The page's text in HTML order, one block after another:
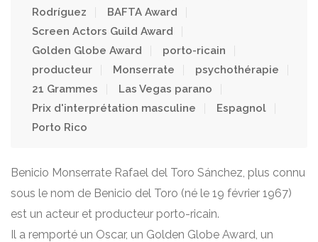
Rodríguez
BAFTA Award
Screen Actors Guild Award
Golden Globe Award
porto-ricain
producteur
Monserrate
psychothérapie
21 Grammes
Las Vegas parano
Prix d'interprétation masculine
Espagnol
Porto Rico
Benicio Monserrate Rafael del Toro Sánchez, plus connu
sous le nom de Benicio del Toro (né le 19 février 1967)
est un acteur et producteur porto-ricain.
Il a remporté un Oscar, un Golden Globe Award, un